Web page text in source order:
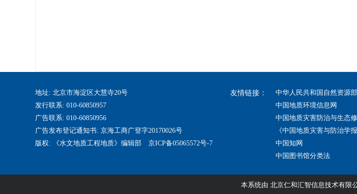
地址: 北京市海淀区大慧寺20号
发行联系: 010-60850957
广告联系: 010-60850956
广告发布登记通知书: 京海工商广登字20170026号
版权: 《水文地质工程地质》编辑部 京ICP备05065572号-7
友情链接： 中华人民共和国自然资源部
中国地质环境信息网
中国地质灾害防治与生态
《中国地质灾害与防治学报
中国知网
中国图书馆分类法
本系统由 北京仁和汇智信息技术有限